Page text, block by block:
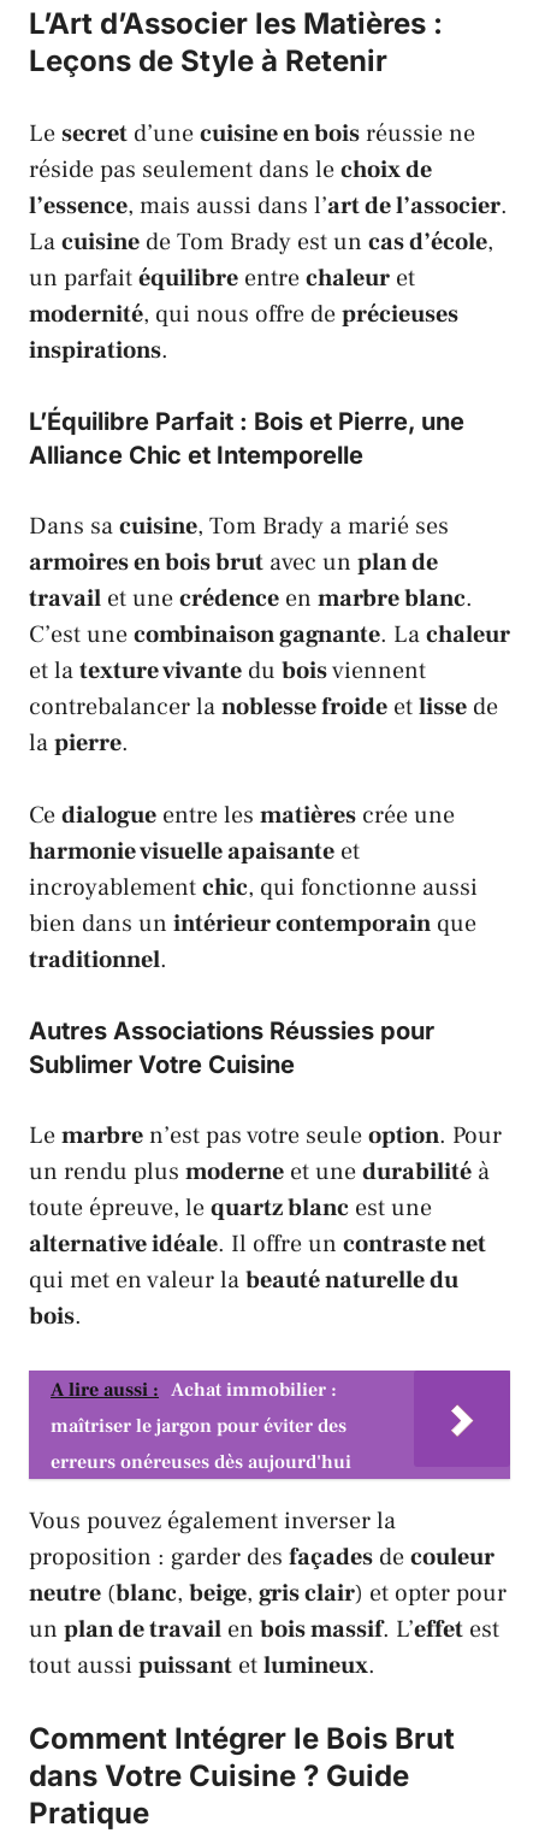
L’Art d’Associer les Matières :
Leçons de Style à Retenir
Lesecret d’unecuisine en boisréussie ne
réside pas seulement dans lechoix de
l’essence, mais aussi dans l’art de l’associer.
Lacuisine deTom Brady est un cas d’école,
un parfaitéquilibre entrechaleur et
modernité, qui nous offre deprécieuses
inspirations.
L’Équilibre Parfait : Bois et Pierre, une
Alliance Chic et Intemporelle
Dans sacuisine, Tom Brady a marié ses
armoires en bois brut avec un plan de
travail et unecrédence en marbre blanc.
C’est unecombinaison gagnante. Lachaleur
et latexture vivante du boisviennent
contrebalancer lanoblesse froide etlisse de
lapierre.
Cedialogue entre les matières crée une
harmonie visuelle apaisante et
incroyablementchic, qui fonctionne aussi
bien dans un intérieur contemporain que
traditionnel.
Autres Associations Réussies pour
Sublimer Votre Cuisine
Lemarbren’est pas votre seuleoption. Pour
un rendu plus moderne et unedurabilité à
toute épreuve, lequartz blanc est une
alternative idéale. Il offre un contraste net
qui met en valeur labeauté naturelle du
bois.
A lire aussi : Achat immobilier :
maîtriser le jargon pour éviter des
erreurs onéreuses dès aujourd'hui
Vous pouvez également inverser la
proposition : garder des façades decouleur
neutre (blanc, beige, gris clair) et opter pour
un plan de travail en bois massif. L’effet est
tout aussi puissant etlumineux.
Comment Intégrer le Bois Brut
dans Votre Cuisine ? Guide
Pratique